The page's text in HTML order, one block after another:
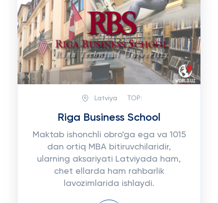
Latviya TOP:
Riga Business School
Maktab ishonchli obro'ga ega va 1015
dan ortiq MBA bitiruvchilaridir,
ularning aksariyati Latviyada ham,
chet ellarda ham rahbarlik
lavozimlarida ishlaydi.